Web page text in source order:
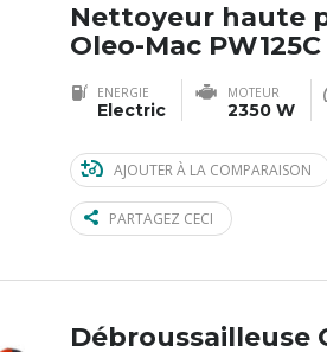
Nettoyeur haute
Oleo-Mac PW125C
ENERGIE
Electric
MOTEUR
2350 W
AJOUTER À LA COMPARAISON
PARTAGEZ CECI
Débroussailleuse